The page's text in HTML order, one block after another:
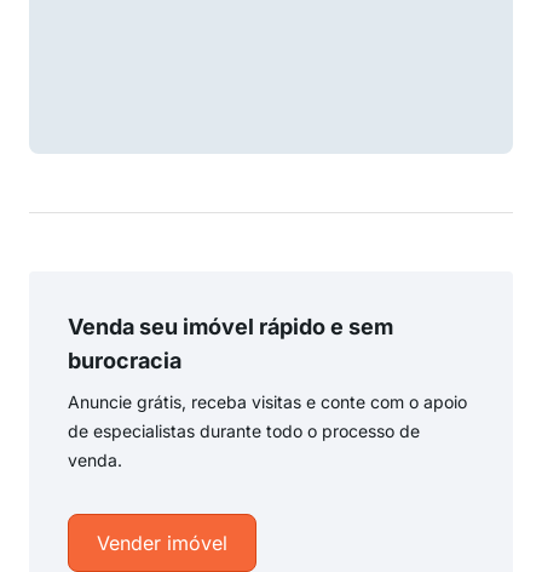
Venda seu imóvel rápido e sem
burocracia
Anuncie grátis, receba visitas e conte com o apoio
de especialistas durante todo o processo de
venda.
Vender imóvel